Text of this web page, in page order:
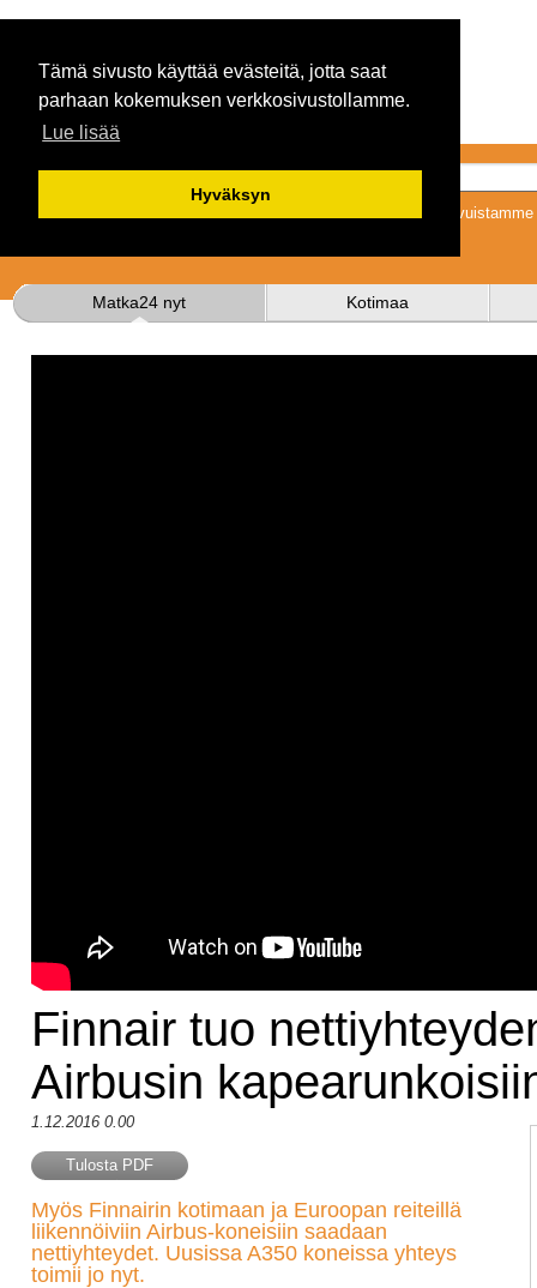
Tämä sivusto käyttää evästeitä, jotta saat
parhaan kokemuksen verkkosivustollamme.
Lue lisää
Hyväksyn
Tykkäämällä
Matka24 nyt Kotimaa
Finnair tuo
Airbusin
1.12.2016 0.00
Tulosta PDF
Myös Finnairin kotimaan ja Euroopan reiteillä
liikennöiviin Airbus-koneisiin saadaan
nettiyhteydet. Uusissa A350 koneissa yhteys
toimii jo nyt.